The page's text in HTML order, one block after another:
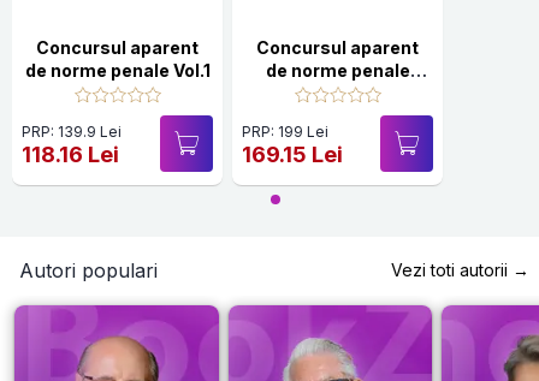
Concursul aparent
de norme penale Vol.1
PRP: 139.9 Lei
118.16 Lei
Concursul aparent
de norme penale
Vol.2
PRP: 199 Lei
169.15 Lei
Autori populari Vezi toti autorii →